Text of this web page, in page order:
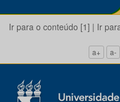
Ir para o conteúdo [1] | Ir
a+ a-